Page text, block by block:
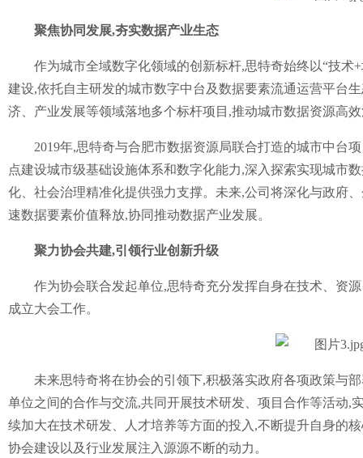
聚焦协同发展,夯实数据产业生态
作为城市全域数字化领域的创新标杆,思特奇始终以“技术
建设,依托自主研发的城市数字中台及数据要素流通运营平台
济、产业发展等领域落地多个标杆项目,推动城市数据资源高
2019年,思特奇与合肥市数据资源局联合打造的城市中台
点建设城市级基础设施体系和数字化能力,深入探索实现城市
化、社会治理精准化提供强力支撑。未来,公司将深化与政府
速数据要素价值释放,协同推动数据产业发展。
聚力协会共建,引领行业创新升级
作为协会联合发起单位,思特奇充分发挥自身在技术、资
成立大会工作。
未来思特奇将在协会的引领下,积极落实政府各项政策与
单位之间的合作与交流,共同开展技术研发、项目合作等活动,
续加大在技术研发、人才培养等方面的投入,不断提升自身的
协会建设以及行业发展注入源源不断的动力。